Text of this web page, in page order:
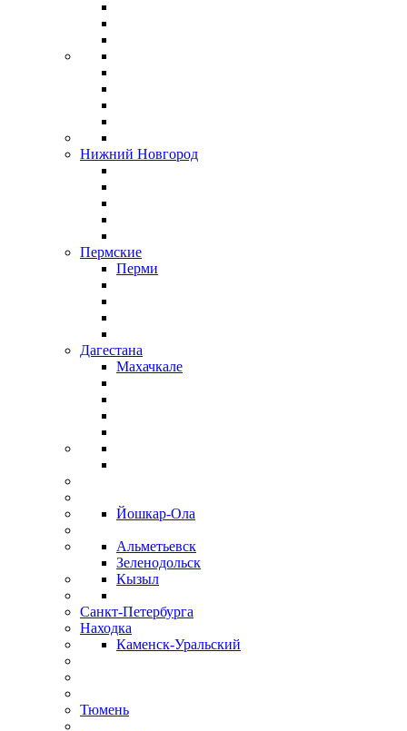
Нижний Новгород
Пермские
Перми
Дагестана
Махачкале
Йошкар-Ола
Альметьевск
Зеленодольск
Кызыл
Санкт-Петербурга
Находка
Каменск-Уральский
Тюмень